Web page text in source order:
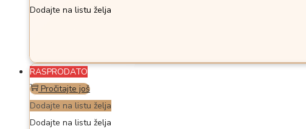
Dodajte na listu želja
RASPRODATO
Pročitajte još
Dodajte na listu želja
Dodajte na listu želja